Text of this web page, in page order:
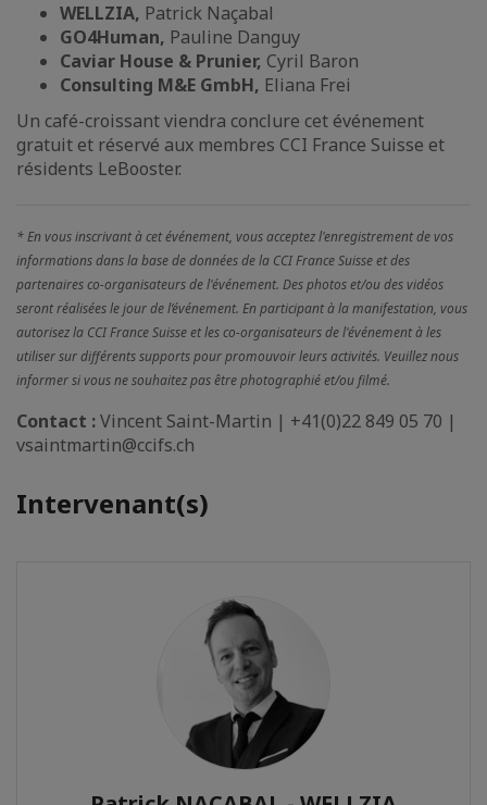
WELLZIA, Patrick Naçabal
GO4Human, Pauline Danguy
Caviar House & Prunier, Cyril Baron
Consulting M&E GmbH, Eliana Frei
Un café-croissant viendra conclure cet événement
gratuit et réservé aux membres CCI France Suisse et
résidents LeBooster.
* En vous inscrivant à cet événement, vous acceptez l'enregistrement de vos
informations dans la base de données de la CCI France Suisse et des
partenaires co-organisateurs de l'événement. Des photos et/ou des vidéos
seront réalisées le jour de l’événement. En participant à la manifestation, vous
autorisez la CCI France Suisse et les co-organisateurs de l'événement à les
utiliser sur différents supports pour promouvoir leurs activités. Veuillez nous
informer si vous ne souhaitez pas être photographié et/ou filmé.
Contact :Vincent Saint-Martin | +41(0)22 849 05 70 |
vsaintmartin@ccifs.ch
Intervenant(s)